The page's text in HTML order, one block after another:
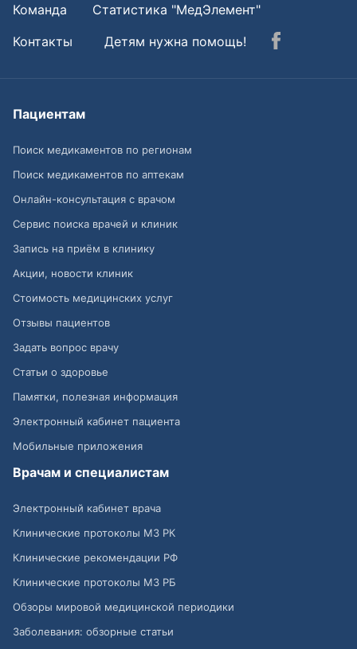
Команда
Статистика "МедЭлемент"
Контакты
Детям нужна помощь!
Пациентам
Поиск медикаментов по регионам
Поиск медикаментов по аптекам
Онлайн-консультация с врачом
Сервис поиска врачей и клиник
Запись на приём в клинику
Акции, новости клиник
Стоимость медицинских услуг
Отзывы пациентов
Задать вопрос врачу
Статьи о здоровье
Памятки, полезная информация
Электронный кабинет пациента
Мобильные приложения
Врачам и специалистам
Электронный кабинет врача
Клинические протоколы МЗ РК
Клинические рекомендации РФ
Клинические протоколы МЗ РБ
Обзоры мировой медицинской периодики
Заболевания: обзорные статьи